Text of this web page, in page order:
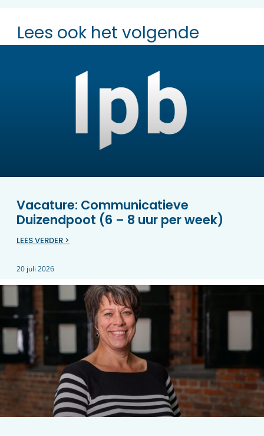
Lees ook het volgende
Vacature: Communicatieve
Duizendpoot (6 – 8 uur per week)
LEES VERDER >
20 juli 2026